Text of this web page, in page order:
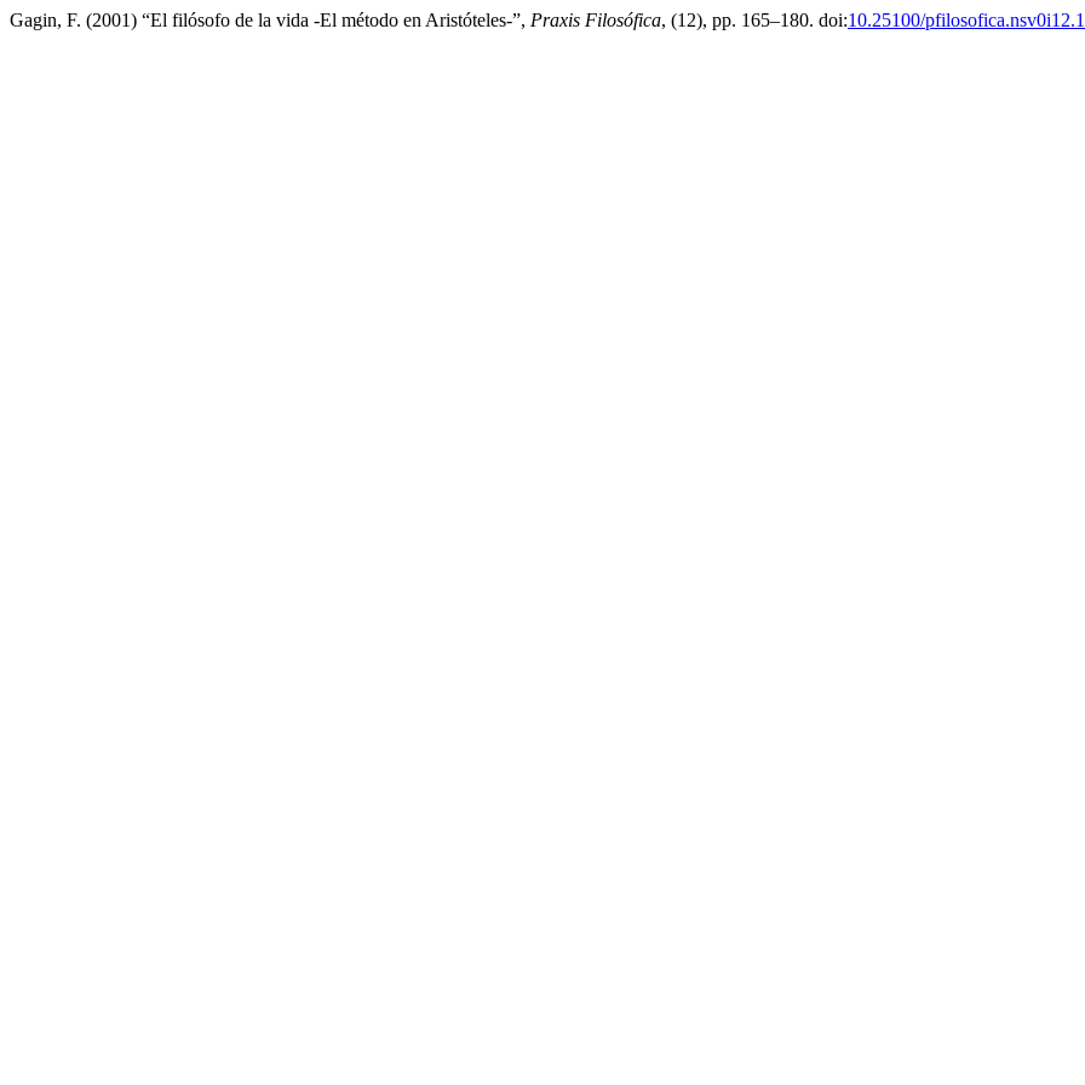
Gagin, F. (2001) “El filósofo de la vida -El método en Aristóteles-”, Praxis Filosófica, (12), pp. 165–180. doi:10.25100/